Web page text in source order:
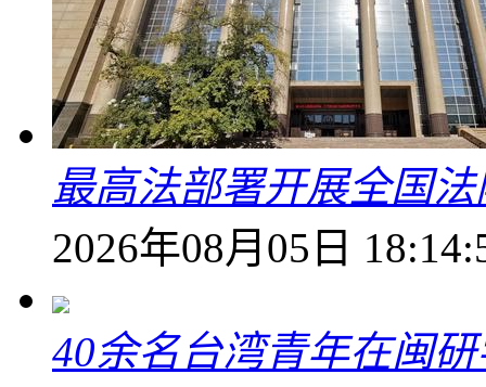
最高法部署开展全国
2026年08月05日
40余名台湾青年在闽